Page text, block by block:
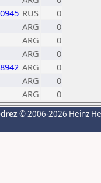
RUS
0
ARG
0
ARG
0
ARG
0
ARG
0
ARG
0
ARG 0
© 2006-2026 Heinz